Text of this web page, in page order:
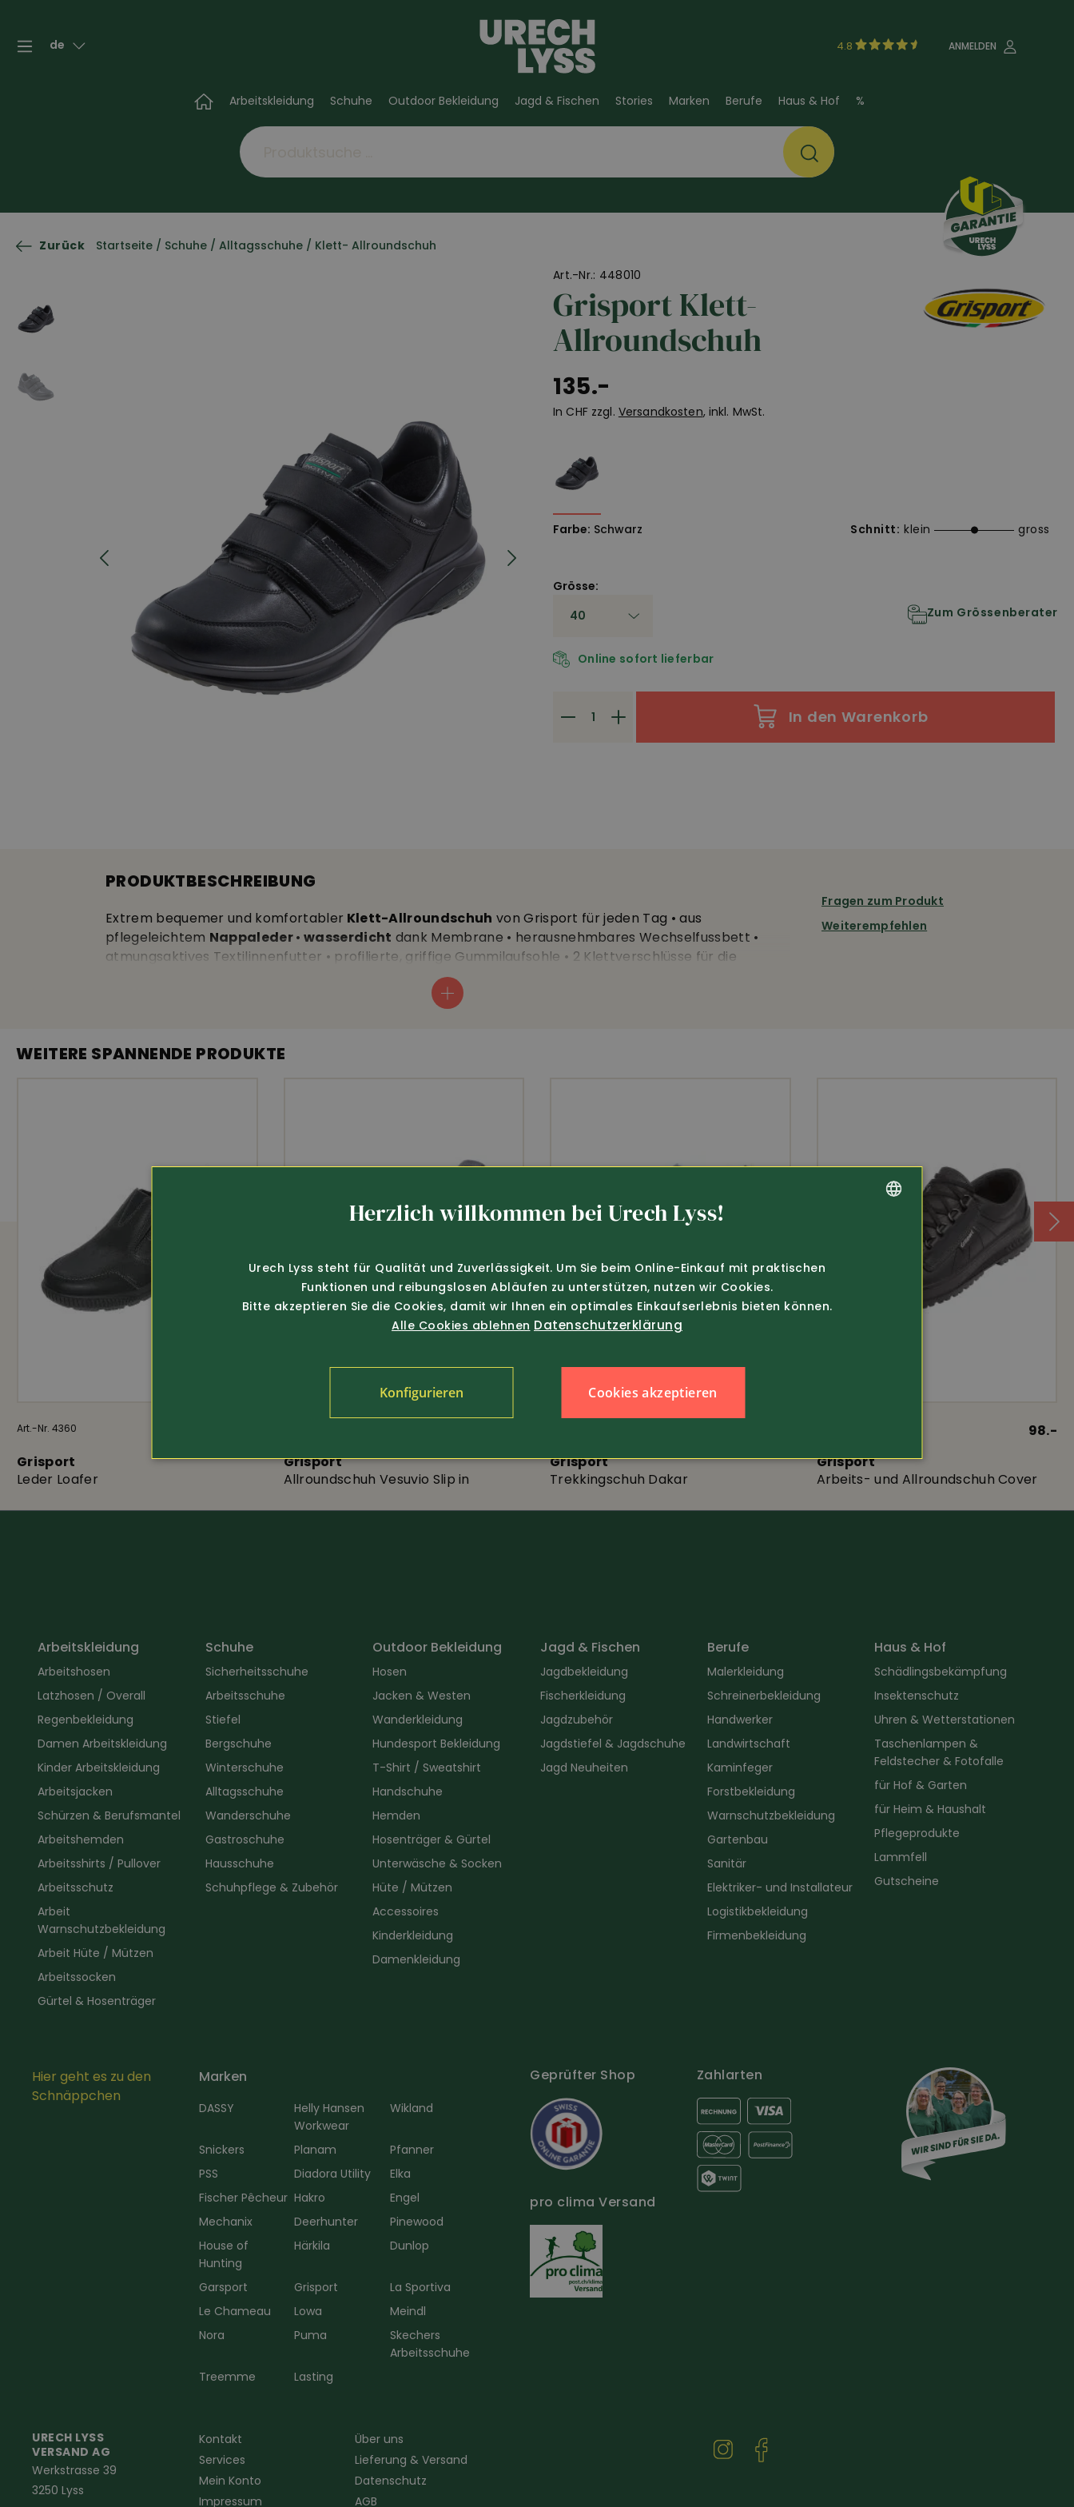
de 4.8 ANMELDEN
Arbeitskleidung Schuhe Outdoor Bekleidung Jagd & Fischen Stories Marken Berufe Haus & Hof %
Zurück Startseite / Schuhe / Alltagsschuhe / Klett- Allroundschuh
Art.-Nr.: 448010
Grisport Klett-
Allroundschuh
135.-
In CHF zzgl. Versandkosten, inkl. MwSt.
Farbe: Schwarz Schnitt: klein gross
Grösse:
Zum Grössenberater
Online sofort lieferbar
In den Warenkorb
PRODUKTBESCHREIBUNG
Extrem bequemer und komfortabler Klett-Allroundschuh von Grisport für jeden Tag • aus
pflegeleichtem Nappaleder• wasserdicht dank Membrane • herausnehmbares Wechselfussbett •
atmungsaktives Textilinnenfutter • profilierte, griffige Gummilaufsohle • 2 Klettverschlüsse für die
Weitenregulierung und ein müheloses Schliessen • Gewicht: ca. 410g/ Schuh
Wasserdicht
Fragen zum Produkt
Weiterempfehlen
WEITERE SPANNENDE PRODUKTE
Art.-Nr. 4360
Grisport
Leder Loafer
Grisport
Allroundschuh Vesuvio Slip in
Grisport
Trekkingschuh Dakar
98.-
Grisport
Arbeits- und Allroundschuh Cover
Arbeitskleidung
Arbeitshosen
Latzhosen / Overall
Regenbekleidung
Damen Arbeitskleidung
Kinder Arbeitskleidung
Arbeitsjacken
Schürzen & Berufsmantel
Arbeitshemden
Arbeitsshirts / Pullover
Arbeitsschutz
Arbeit
Warnschutzbekleidung
Arbeit Hüte / Mützen
Arbeitssocken
Gürtel & Hosenträger
Schuhe
Sicherheitsschuhe
Arbeitsschuhe
Stiefel
Bergschuhe
Winterschuhe
Alltagsschuhe
Wanderschuhe
Gastroschuhe
Hausschuhe
Schuhpflege & Zubehör
Outdoor Bekleidung
Hosen
Jacken & Westen
Wanderkleidung
Hundesport Bekleidung
T-Shirt / Sweatshirt
Handschuhe
Hemden
Hosenträger & Gürtel
Unterwäsche & Socken
Hüte / Mützen
Accessoires
Kinderkleidung
Damenkleidung
Jagd & Fischen
Jagdbekleidung
Fischerkleidung
Jagdzubehör
Jagdstiefel & Jagdschuhe
Jagd Neuheiten
Berufe
Malerkleidung
Schreinerbekleidung
Handwerker
Landwirtschaft
Kaminfeger
Forstbekleidung
Warnschutzbekleidung
Gartenbau
Sanitär
Elektriker- und Installateur
Logistikbekleidung
Firmenbekleidung
Haus & Hof
Schädlingsbekämpfung
Insektenschutz
Uhren & Wetterstationen
Taschenlampen &
Feldstecher & Fotofalle
für Hof & Garten
für Heim & Haushalt
Pflegeprodukte
Lammfell
Gutscheine
Hier geht es zu den
Schnäppchen
Marken
DASSY
Helly Hansen
Workwear
Wikland
Snickers Planam
Pfanner
PSS
Diadora Utility
Elka
Fischer Pêcheur Hakro
Engel
Mechanix
Deerhunter
Pinewood
House of
Hunting
Härkila Dunlop
Garsport Grisport
La Sportiva
Le Chameau
Lowa
Meindl
Nora
Puma
Skechers
Arbeitsschuhe
Treemme
Lasting
Geprüfter Shop
pro clima Versand
Zahlarten
URECH LYSS
VERSAND AG
Werkstrasse 39
3250 Lyss
Kontakt
Über uns
Services
Lieferung & Versand
Mein Konto
Datenschutz
Impressum
AGB
Herzlich willkommen bei Urech Lyss!
Urech Lyss steht für Qualität und Zuverlässigkeit. Um Sie beim Online-Einkauf mit praktischen
Funktionen und reibungslosen Abläufen zu unterstützen, nutzen wir Cookies.
Bitte akzeptieren Sie die Cookies, damit wir Ihnen ein optimales Einkaufserlebnis bieten können.
Alle Cookies ablehnen Datenschutzerklärung
Cookies akzeptieren
Konfigurieren